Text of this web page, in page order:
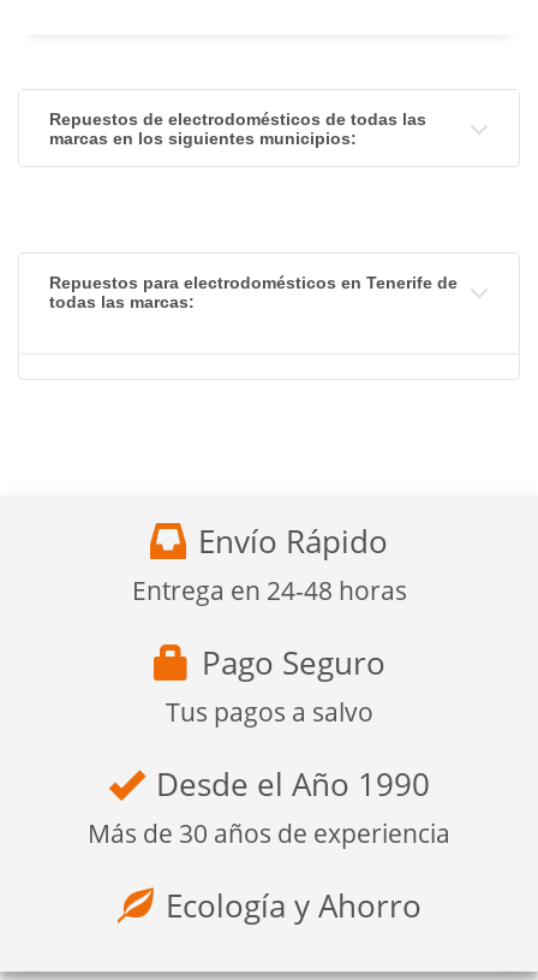
Repuestos de electrodomésticos de todas las
marcas en los siguientes municipios:
Repuestos para electrodomésticos en Tenerife de
todas las marcas:
Envío Rápido
Entrega en 24-48 horas
Pago Seguro
Tus pagos a salvo
Desde el Año 1990
Más de 30 años de experiencia
Ecología y Ahorro